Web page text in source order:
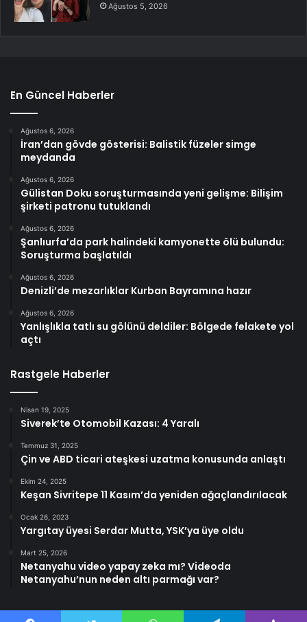
Ağustos 5, 2026
En Güncel Haberler
Ağustos 6, 2026
İran’dan gövde gösterisi: Balistik füzeler simge
meydanda
Ağustos 6, 2026
Gülistan Doku soruşturmasında yeni gelişme: Bilişim
şirketi patronu tutuklandı
Ağustos 6, 2026
Şanlıurfa’da park halindeki kamyonette ölü bulundu:
Soruşturma başlatıldı
Ağustos 6, 2026
Denizli’de mezarlıklar Kurban Bayramına hazır
Ağustos 6, 2026
Yanlışlıkla tatlı su gölünü deldiler: Bölgede felakete yol
açtı
Rastgele Haberler
Nisan 19, 2025
Siverek’te Otomobil Kazası: 4 Yaralı
Temmuz 31, 2025
Çin ve ABD ticari ateşkesi uzatma konusunda anlaştı
Ekim 24, 2025
Keşan Sivritepe 11 Kasım’da yeniden ağaçlandırılacak
Ocak 26, 2023
Yargıtay üyesi Serdar Mutta, YSK’ya üye oldu
Mart 25, 2026
Netanyahu video yapay zeka mı? Videoda
Netanyahu’nun neden altı parmağı var?